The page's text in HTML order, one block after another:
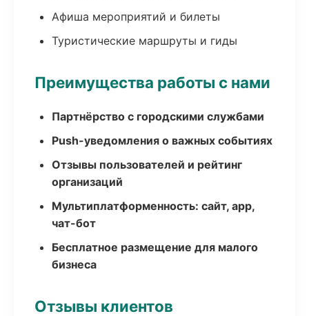
Афиша мероприятий и билеты
Туристические маршруты и гиды
Преимущества работы с нами
Партнёрство с городскими службами
Push-уведомления о важных событиях
Отзывы пользователей и рейтинг
организаций
Мультиплатформенность: сайт, app,
чат-бот
Бесплатное размещение для малого
бизнеса
Отзывы клиентов